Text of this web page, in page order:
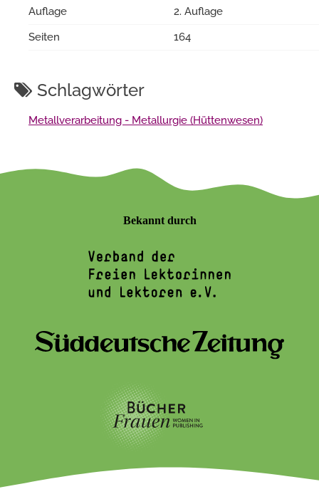
Auflage
2. Auflage
Seiten
164
Schlagwörter
Metallverarbeitung - Metallurgie (Hüttenwesen)
Bekannt durch